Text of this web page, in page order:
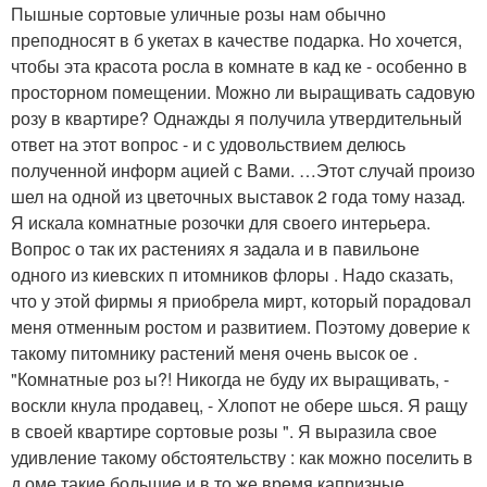
Пышные сортовые уличные розы нам обычно
преподносят в б укетах в качестве подарка. Но хочется,
чтобы эта красота росла в комнате в кад ке - особенно в
просторном помещении. Можно ли выращивать садовую
розу в квартире? Однажды я получила утвердительный
ответ на этот вопрос - и с удовольствием делюсь
полученной информ ацией с Вами. …Этот случай произо
шел на одной из цветочных выставок 2 года тому назад.
Я искала комнатные розочки для своего интерьера.
Вопрос о так их растениях я задала и в павильоне
одного из киевских п итомников флоры . Надо сказать,
что у этой фирмы я приобрела мирт, который порадовал
меня отменным ростом и развитием. Поэтому доверие к
такому питомнику растений меня очень высок ое .
"Комнатные роз ы?! Никогда не буду их выращивать, -
воскли кнула продавец, - Хлопот не обере шься. Я ращу
в своей квартире сортовые розы ". Я выразила свое
удивление такому обстоятельству : как можно поселить в